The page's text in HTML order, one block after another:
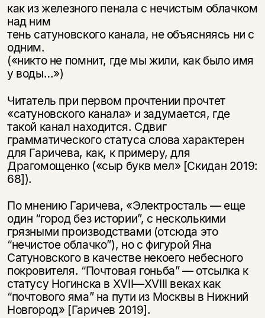
как из железного пенала с нечистым облачком
над ним
тень сатуновского канала, не объясняясь ни с
одним.
(«никто не помнит, где мы жили, как было имя
у воды…»)
Читатель при первом прочтении прочтет
«сатуновского канала» и задумается, где
такой канал находится. Сдвиг
грамматического статуса слова характерен
для Гаричева, как, к примеру, для
Драгомощенко («сыр букв мел» [Скидан 2019:
68]).
По мнению Гаричева, «Электросталь — еще
один “город без истории”, с несколькими
грязными производствами (отсюда это
“нечистое облачко”), но с фигурой Яна
Сатуновского в качестве некоего небесного
покровителя. “Почтовая гоньба” — отсылка к
статусу Ногинска в XVII—XVIII веках как
“почтового яма” на пути из Москвы в Нижний
Новгород» [Гаричев 2019].